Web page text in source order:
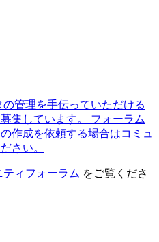
の管理を手伝っていただける
集しています。
フォーラム
作成を依頼する場合はコミュ
さい。
ティフォーラム をご覧くださ